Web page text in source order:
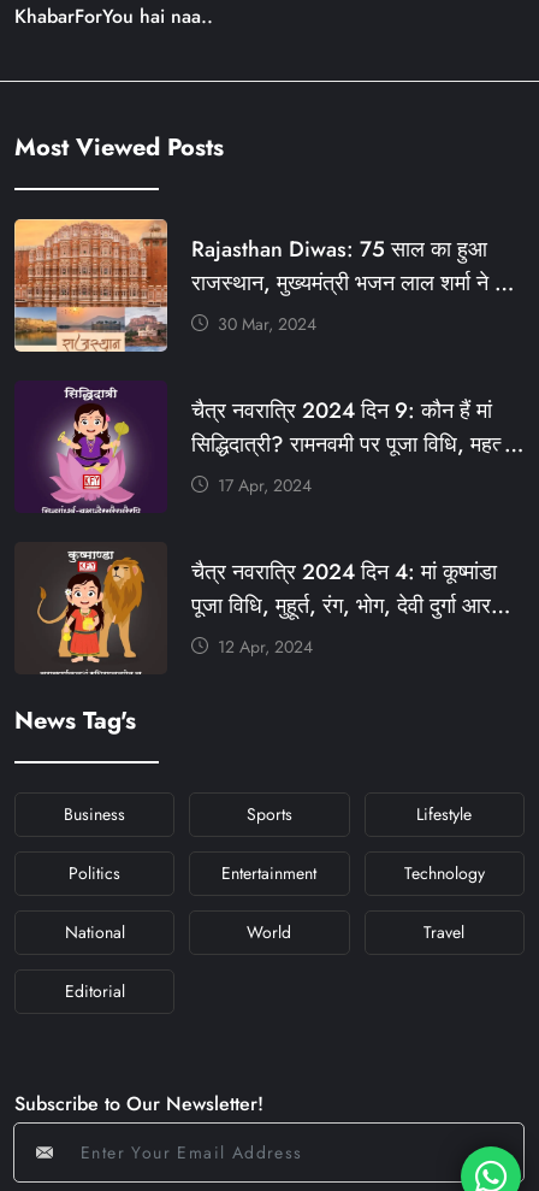
KhabarForYou hai naa..
Most Viewed Posts
Rajasthan Diwas: 75 साल का हुआ
राजस्थान, मुख्यमंत्री भजन लाल शर्मा ने दी
बधाई, आज फ्री रहेंगी ये सेवाएं
#KHABARFORYOU #KFYNEWS
#KFYSOCIAL
30 Mar, 2024
चैत्र नवरात्रि 2024 दिन 9: कौन हैं मां
सिद्धिदात्री? रामनवमी पर पूजा विधि, महत्व,
रंग, प्रसाद #KFY #KFYNEWS
#NAVRATRIDAY
17 Apr, 2024
चैत्र नवरात्रि 2024 दिन 4: मां कूष्मांडा
पूजा विधि, मुहूर्त, रंग, भोग, देवी दुर्गा आरती
और मंत्र #KFY #KFYNEWS
12 Apr, 2024
News Tag's
Business Sports Lifestyle
Politics Entertainment Technology
National World Travel
Editorial
Subscribe to Our Newsletter!